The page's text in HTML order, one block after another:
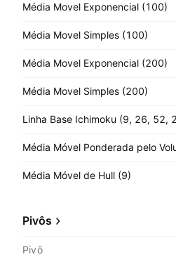
Média Movel Exponencial (100)
Média Movel Simples (100)
Média Movel Exponencial (200)
Média Movel Simples (200)
Linha Base Ichimoku (9, 26, 52,
Média Móvel Ponderada pelo
Média Móvel de Hull (9)
Pivôs
Pivô